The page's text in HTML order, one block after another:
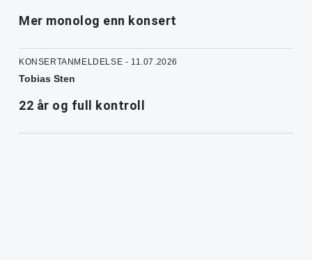
Mer monolog enn konsert
KONSERTANMELDELSE - 11.07.2026
Tobias Sten
22 år og full kontroll